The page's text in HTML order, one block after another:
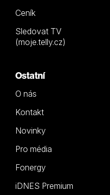
Ceník
Sledovat TV
(moje.telly.cz)
Ostatní
O nás
Kontakt
Novinky
Pro média
Fonergy
iDNES Premium